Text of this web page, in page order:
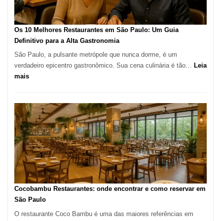
forno
à
Vila
da
Os 10 Melhores Restaurantes em São Paulo: Um Guia
Definitivo para a Alta Gastronomia
São Paulo, a pulsante metrópole que nunca dorme, é um
verdadeiro epicentro gastronômico. Sua cena culinária é tão… Leia
mais:
Melhores
Restaurantes
em
São
Paulo:
Um
Guia
Definitivo
para
Alta
Cocobambu Restaurantes: onde encontrar e como reservar em
São Paulo
O restaurante Coco Bambu é uma das maiores referências em